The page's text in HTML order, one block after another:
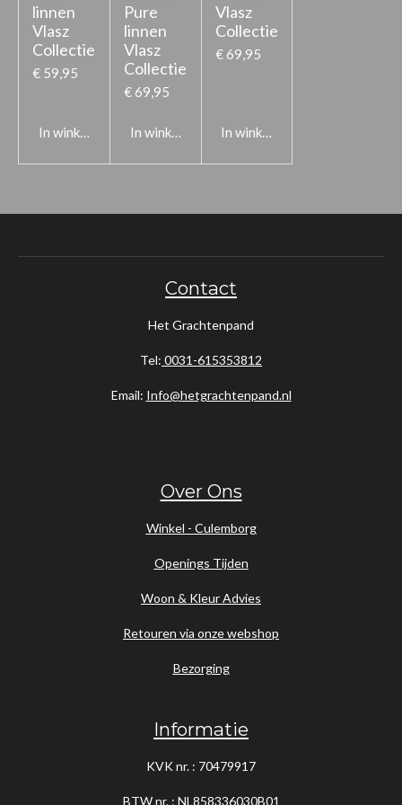
linnen
Vlasz
Collectie
€ 59,95
In winkelwagen
Pure
linnen
Vlasz
Collectie
€ 69,95
In winkelwagen
Vlasz
Collectie
€ 69,95
In winkelwagen
Contact
Het Grachtenpand
Tel: 0031-615353812
Email: Info@hetgrachtenpand.nl
Over Ons
Winkel - Culemborg
Openings Tijden
Woon & Kleur Advies
Retouren via onze webshop
Bezorging
Informatie
KVK nr. : 70479917
BTW nr. : NL858336030B01